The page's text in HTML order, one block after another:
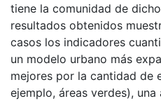
tiene la comunidad de
resultados obtenidos
casos los indicadores
un modelo urbano más
mejores por la cantidad de
ejemplo, áreas verdes),